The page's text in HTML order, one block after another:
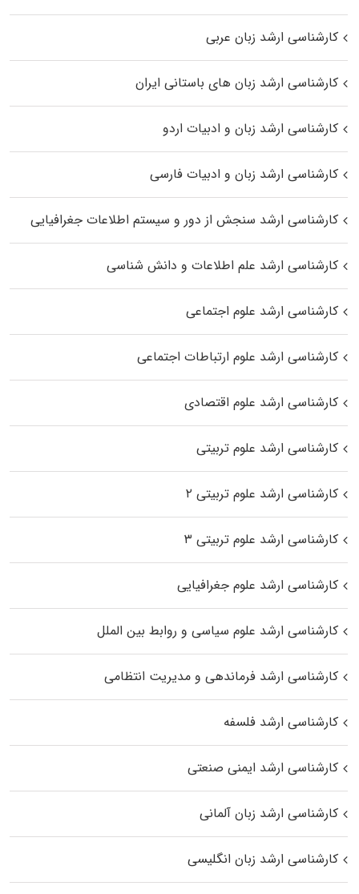
کارشناسی ارشد زبان عربی
کارشناسی ارشد زبان‌ های باستانی ایران
کارشناسی ارشد زبان و ادبیات اردو
کارشناسی ارشد زبان و ادبیات فارسی
کارشناسی ارشد سنجش از دور و سیستم اطلاعات جغرافیایی
کارشناسی ارشد علم اطلاعات و دانش شناسی
کارشناسی ارشد علوم اجتماعی
کارشناسی ارشد علوم ارتباطات اجتماعی
کارشناسی ارشد علوم اقتصادی
کارشناسی ارشد علوم تربیتی
کارشناسی ارشد علوم تربیتی ۲
کارشناسی ارشد علوم تربیتی ۳
کارشناسی ارشد علوم جغرافیایی
کارشناسی ارشد علوم سیاسی و روابط بین الملل
کارشناسی ارشد فرماندهی و مدیریت انتظامی
کارشناسی ارشد فلسفه
کارشناسی ارشد ایمنی صنعتی
کارشناسی ارشد زبان آلمانی
کارشناسی ارشد زبان انگلیسی